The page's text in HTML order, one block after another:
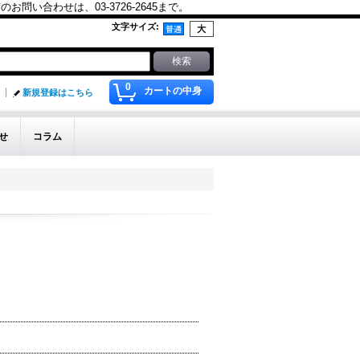
問い合わせは、03-3726-2645まで。
文字サイズ:
0 カートの中身
新規登録はこちら
コラム